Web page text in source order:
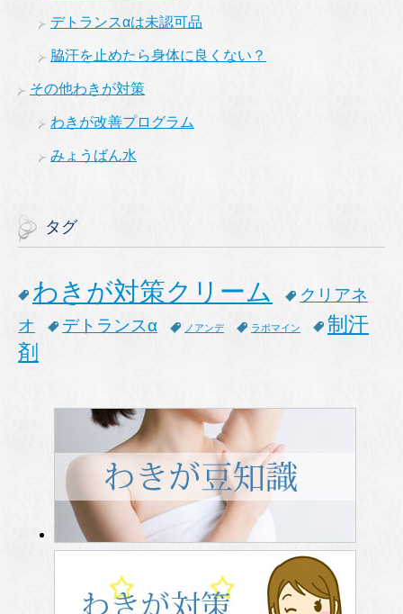
デトランスαは未認可品
脇汗を止めたら身体に良くない？
その他わきが対策
わきが改善プログラム
みょうばん水
タグ
わきが対策クリーム
クリアネ
オ
デトランスα ノアンデ ラポマイン
制汗
剤